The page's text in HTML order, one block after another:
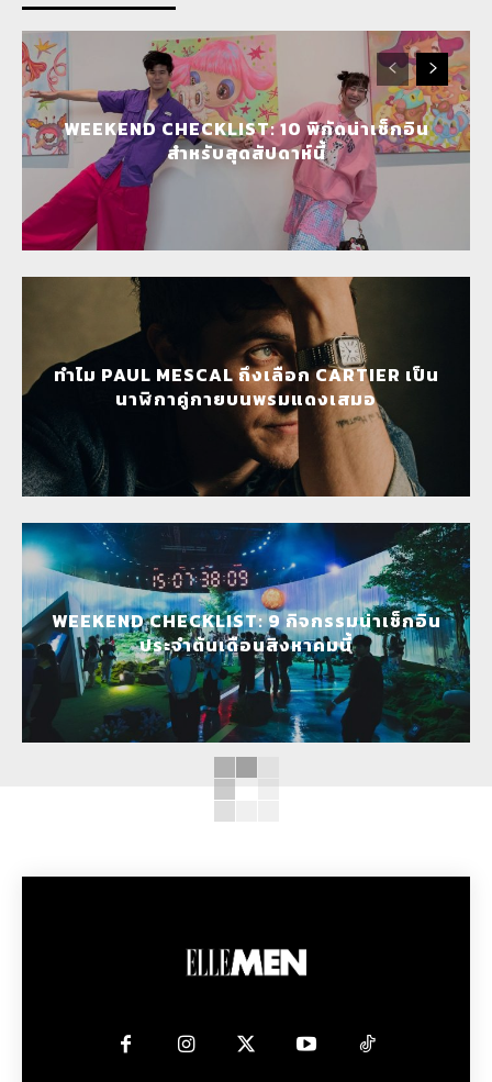
WEEKEND CHECKLIST: 10 พิกัดน่าเช็กอิน
สำหรับสุดสัปดาห์นี้
ทำไม PAUL MESCAL ถึงเลือก CARTIER เป็น
นาฬิกาคู่กายบนพรมแดงเสมอ
WEEKEND CHECKLIST: 9 กิจกรรมน่าเช็กอิน
ประจำต้นเดือนสิงหาคมนี้